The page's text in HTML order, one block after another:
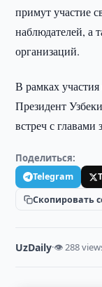
примут участие
наблюдателей, а
организаций.
В рамках
Президент
встреч с
Поделиться:
Telegram
Скопировать
UzDaily·👁 288